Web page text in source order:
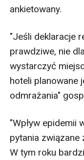
ankietowany.
"Jeśli deklaracje
prawdziwe, nie
wystarczyć
hoteli planowane
odmrażania"
"Wpływ epidemii
pytania związane
W tym roku